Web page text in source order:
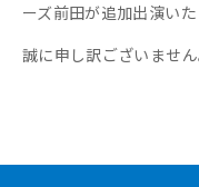
ーズ前田が追加出演いた
誠に申し訳ございませ